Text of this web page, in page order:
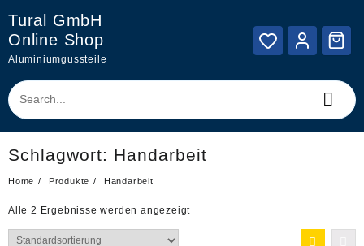
content
Tural GmbH
Online Shop
Aluminiumgussteile
Schlagwort: Handarbeit
Home Produkte Handarbeit
Alle 2 Ergebnisse werden angezeigt